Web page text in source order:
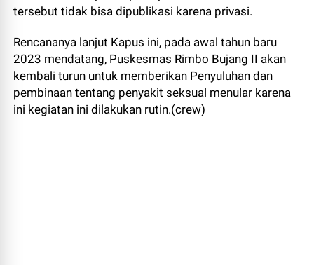
tersebut tidak bisa dipublikasi karena privasi.
Rencananya lanjut Kapus ini, pada awal tahun baru
2023 mendatang, Puskesmas Rimbo Bujang II akan
kembali turun untuk memberikan Penyuluhan dan
pembinaan tentang penyakit seksual menular karena
ini kegiatan ini dilakukan rutin.(crew)